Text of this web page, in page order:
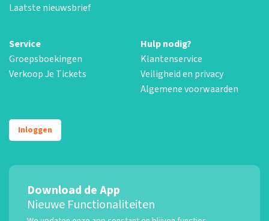
Laatste nieuwsbrief
Service
Groepsboekingen
Verkoop Je Tickets
Hulp nodig?
Klantenservice
Veiligheid en privacy
Algemene voorwaarden
Inloggen
Download de App
Nieuwe Functionaliteiten